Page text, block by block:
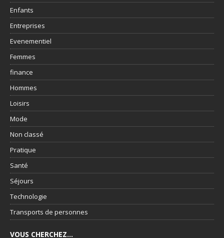
Enfants
Entreprises
Evenementiel
Femmes
finance
Hommes
Loisirs
Mode
Non classé
Pratique
Santé
Séjours
Technologie
Transports de personnes
VOUS CHERCHEZ…